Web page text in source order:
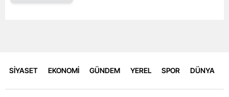
SİYASET EKONOMİ GÜNDEM YEREL SPOR DÜNYA